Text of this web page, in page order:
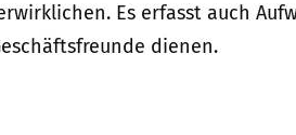
Es erfasst auch
dienen.